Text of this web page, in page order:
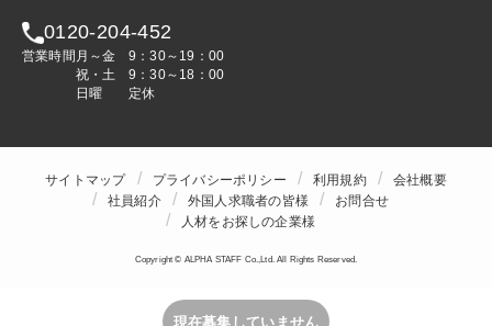
0120-204-452
営業時間 月～金
9：30～19：00
祝・土
9：30～18：00
日曜
定休
サイトマップ プライバシーポリシー 利用規約
会社概要
社員紹介
外国人求職者の皆様
お問合せ
人材をお探しの企業様
Copyright © ALPHA STAFF Co.,Ltd. All Rights Reserved.
現在募集していません